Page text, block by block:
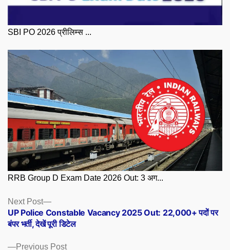
SBI PO 2026 प्रीलिम्स ...
RRB Group D Exam Date 2026 Out: 3 अग...
Posts
navigation
Previous PostPrevious
Next Post
Next
post:
UP Police Constable Vacancy 2025 Out: 22,000+ पदों पर
बंपर भर्ती, देखें पूरी डिटेल